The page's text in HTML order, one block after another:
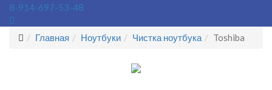
8-914-697-53-48
Главная Ноутбуки Чистка ноутбука Toshiba